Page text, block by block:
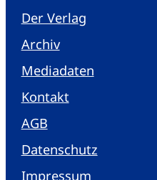
Der Verlag
Archiv
Mediadaten
Kontakt
AGB
Datenschutz
Impressum